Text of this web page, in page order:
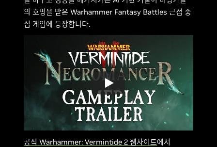
의 호평을 받은 Warhammer Fantasy Battles 근접 중
심 게임에 등장합니다.
공식 Warhammer: Vermintide 2 웹사이트에서